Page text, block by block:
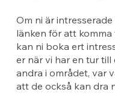
Om ni är
länken för att
kan ni boka ert
er när vi har en tur
andra i området, var
att de också kan dra